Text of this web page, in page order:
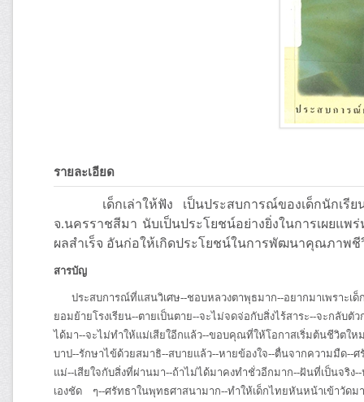
รายละเอียด
เด็กเล่าให้ฟัง เป็นประสบการณ์ของเด็กนักเรีย
จ.นครราชสีมา นับเป็นประโยชน์อย่างยิ่งในการเผยแ
ผลสำเร็จ อันก่อให้เกิดประโยชน์ในการพัฒนาคุณภาพชี
สารบัญ
ประสบการณ์ที่แสนวิเศษ--ชอบหลวงตาพุธมาก--อยากมาเพราะเด็
ยอมย้ายโรงเรียน--ตายเป็นตาย--จะไม่จดจ่อกับสิ่งไร้สาระ--จะกลับ
ได้มา--จะไม่ทำให้แม่เสียใอีกแล้ว--ขอบคุณที่ให้โอกาสเริ่มต้นชีวิตให
บาป--รักษาไข้ด้วยสมาธิ--สบายแล้ว--หายข้องใจ--ตื่นจากความมืด--
แม่--เสียใจกับสิ่งที่ผ่านมา--ถ้าไม่ได้มาคงทำชั่วอีกมาก--ฝันที่เป็นจริง
เองชัด ๆ--ศรัทธาในพุทธศาสนามาก--ทำให้เด็กไทยหันหน้าเข้าวัด